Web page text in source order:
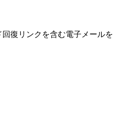
復リンクを含む電子メールを